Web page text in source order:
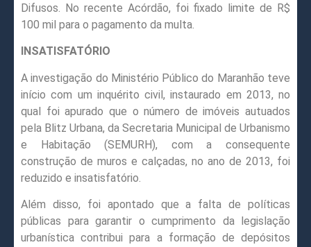
Difusos. No recente Acórdão, foi fixado limite de R$
100 mil para o pagamento da multa.
INSATISFATÓRIO
A investigação do Ministério Público do Maranhão teve
início com um inquérito civil, instaurado em 2013, no
qual foi apurado que o número de imóveis autuados
pela Blitz Urbana, da Secretaria Municipal de Urbanismo
e Habitação (SEMURH), com a consequente
construção de muros e calçadas, no ano de 2013, foi
reduzido e insatisfatório.
Além disso, foi apontado que a falta de políticas
públicas para garantir o cumprimento da legislação
urbanística contribui para a formação de depósitos